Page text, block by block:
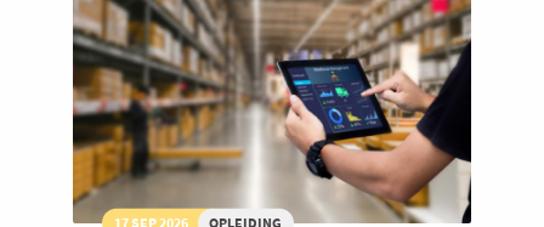
voordeel
17 SEP 2026 OPLEIDING